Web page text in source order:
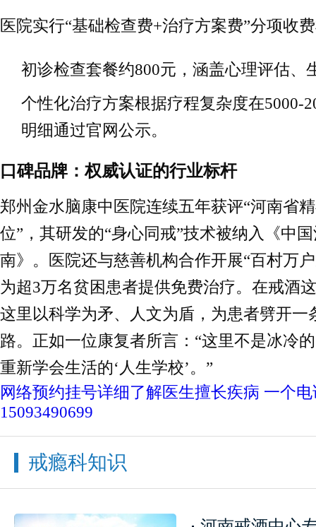
医院实行“基础检查费+治疗方案费”分项收
初诊检查套餐约800元，涵盖心理评估、
个性化治疗方案根据疗程复杂度在5000-
明细通过官网公示。
口碑品牌：权威认证的行业标杆
郑州金水脑康中医院连续五年获评“河南省
位”，其研发的“身心同戒”技术被纳入《中
南》。医院还与慈善机构合作开展“百村万
为超3万名贫困患者提供免费治疗。在戒酒
这里以科学为矛、人文为盾，为患者劈开一
路。正如一位康复者所言：“这里不是冰冷
重新学会生活的‘人生学校’。”
网络预约挂号详细了解医生擅长疾病 一个
15093490699
戒瘾科知识
一键通话 预约挂号 患者服务